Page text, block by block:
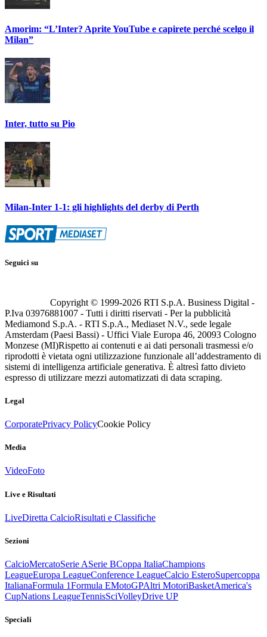
Amorim: “L’Inter? Aprite YouTube e capirete perché scelgo il
Milan”
Inter, tutto su Pio
Milan-Inter 1-1: gli highlights del derby di Perth
Seguici su
Copyright © 1999-2026 RTI S.p.A. Business Digital -
P.Iva 03976881007 - Tutti i diritti riservati - Per la pubblicità
Mediamond S.p.A. - RTI S.p.A., Mediaset N.V., sede legale
Amsterdam (Paesi Bassi) - Uffici Viale Europa 46, 20093 Cologno
Monzese (MI)Rispetto ai contenuti e ai dati personali trasmessi e/o
riprodotti è vietata ogni utilizzazione funzionale all’addestramento di
sistemi di intelligenza artificiale generativa. È altresì fatto divieto
espresso di utilizzare mezzi automatizzati di data scraping.
Legal
CorporatePrivacy PolicyCookie Policy
Media
VideoFoto
Live e Risultati
LiveDiretta CalcioRisultati e Classifiche
Sezioni
CalcioMercatoSerie ASerie BCoppa ItaliaChampions
LeagueEuropa LeagueConference LeagueCalcio EsteroSupercoppa
ItalianaFormula 1Formula EMotoGPAltri MotoriBasketAmerica's
CupNations LeagueTennisSciVolleyDrive UP
Speciali